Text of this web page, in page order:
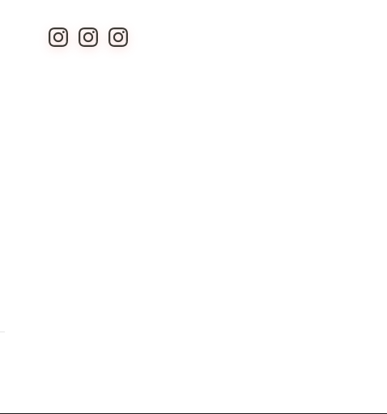
Instagram
InstagramInstagram